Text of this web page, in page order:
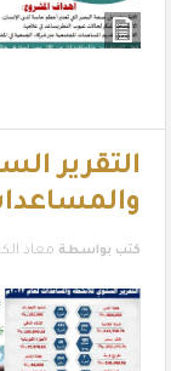
التقرير
والمساعدات
كتب بواسطة معاذ